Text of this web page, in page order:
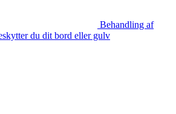
Behandling af
du dit bord eller gulv